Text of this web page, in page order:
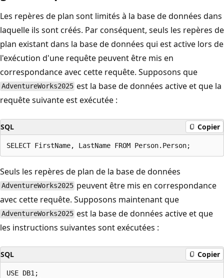
Les repères de plan sont limités à la base de données dans
laquelle ils sont créés. Par conséquent, seuls les repères de
plan existant dans la base de données qui est active lors de
l'exécution d'une requête peuvent être mis en
correspondance avec cette requête. Supposons que
AdventureWorks2025 est la base de données active et que la
requête suivante est exécutée :
SQL Copier
Seuls les repères de plan de la base de données
AdventureWorks2025 peuvent être mis en correspondance
avec cette requête. Supposons maintenant que
AdventureWorks2025 est la base de données active et que
les instructions suivantes sont exécutées :
SQL Copier
USE DB1;